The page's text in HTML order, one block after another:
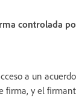
controlada
a un
firma, y el